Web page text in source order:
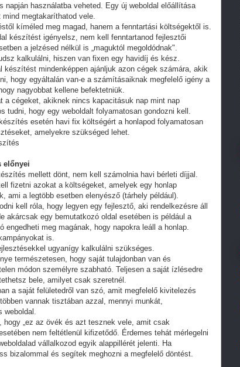
napján használatba veheted. Egy új weboldal előállítása
megtakaríthatod vele.
kíméled meg magad, hanem a fenntartási költségektől is.
készítést igényelsz, nem kell fenntartanod fejlesztői
a jelzésed nélkül is „maguktól megoldódnak".
kalkulálni, hiszen van fixen egy havidíj és kész.
készítést mindenképpen ajánljuk azon cégek számára, akik
hogy egyáltalán van-e a számításaiknak megfelelő igény a
nagyobbat kellene befektetniük.
a cégeket, akiknek nincs kapacitásuk nap mint nap
tudni, hogy egy weboldalt folyamatosan gondozni kell.
esetén havi fix költségért a honlapod folyamatosan
amelyekre szükséged lehet.
előnyei
mellett dönt, nem kell számolnia havi bérleti díjjal.
fizetni azokat a költségeket, amelyek egy honlap
ami a legtöbb esetben elenyésző (tárhely például).
kell róla, hogy legyen egy fejlesztő, aki rendelkezésre áll
akárcsak egy bemutatkozó oldal esetében is például a
engedheti meg magának, hogy napokra leáll a honlap.
is.
ugyanígy kalkulálni szükséges.
természetesen, hogy saját tulajdonban van és
módon személyre szabható. Teljesen a saját ízlésedre
bele, amilyet csak szeretnél.
a saját felületedről van szó, amit megfelelő kivitelezés
vannak tisztában azzal, mennyi munkát,
weboldal.
„ez az övék és azt tesznek vele, amit csak
nem feltétlenül kifizetődő. Érdemes tehát mérlegelni
vállalkozod egyik alappillérét jelenti. Ha
bizalommal és segítek meghozni a megfelelő döntést.